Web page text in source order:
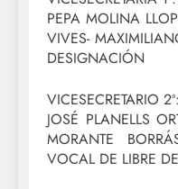
PEPA MOLINA
VIVES-
DESIGNACIÓN
VICESECRETARIO 2ª:
JOSÉ PLANELLS
MORANTE
VOCAL DE LIBRE